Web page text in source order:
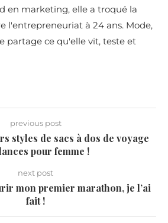
en marketing, elle a troqué la
l'entrepreneuriat à 24 ans. Mode,
partage ce qu'elle vit, teste et
previous post
styles de sacs à dos de voyage
pour femme !
next post
mon premier marathon, je l’ai
fait !